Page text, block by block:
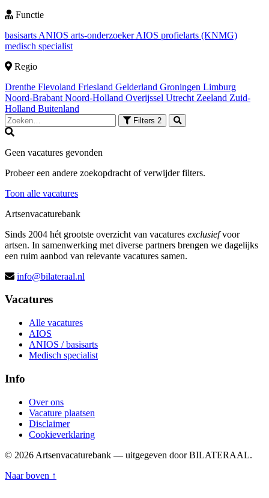
Functie
basisarts ANIOS arts-onderzoekerAIOS profielarts (KNMG)
medisch specialist
Regio
Drenthe Flevoland Friesland Gelderland Groningen Limburg
Noord-Brabant Noord-Holland Overijssel Utrecht Zeeland Zuid-
Holland Buitenland
Filters 2
Geen vacatures gevonden
Probeer een andere zoekopdracht of verwijder filters.
Toon alle vacatures
Artsenvacaturebank
Sinds 2004 hét grootste overzicht van vacatures exclusiefvoor
artsen. In samenwerking met diverse partners brengen we dagelijks
een ruim aanbod van relevante vacatures samen.
info@bilateraal.nl
Vacatures
Alle vacatures
AIOS
ANIOS / basisarts
Medisch specialist
Info
Over ons
Vacature plaatsen
Disclaimer
Cookieverklaring
© 2026 Artsenvacaturebank — uitgegeven door BILATERAAL.
Naar boven ↑